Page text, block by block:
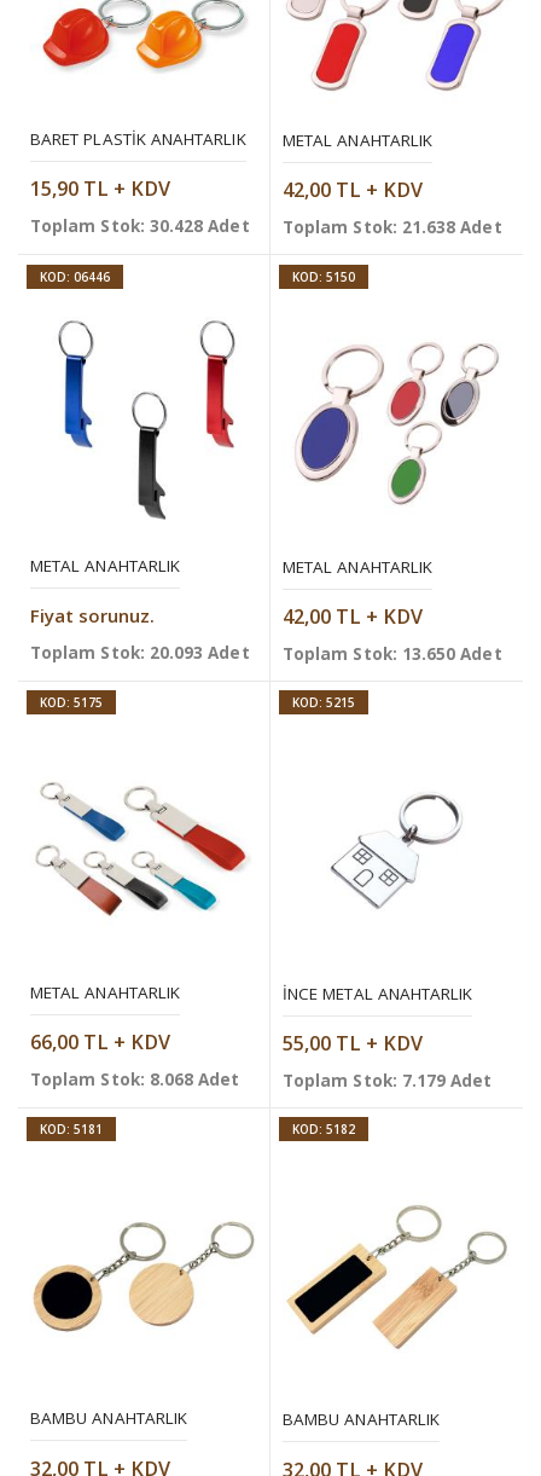
BARET PLASTIK ANAHTARLIK
15,90 TL + KDV
Toplam Stok: 30.428 Adet
METAL ANAHTARLIK
42,00 TL + KDV
Toplam Stok: 21.638 Adet
KOD: 06446
METAL ANAHTARLIK
Fiyat sorunuz.
Toplam Stok: 20.093 Adet
KOD: 5150
METAL ANAHTARLIK
42,00 TL + KDV
Toplam Stok: 13.650 Adet
KOD: 5175
METAL ANAHTARLIK
66,00 TL + KDV
Toplam Stok: 8.068 Adet
KOD: 5215
İNCE METAL ANAHTARLIK
55,00 TL + KDV
Toplam Stok: 7.179 Adet
KOD: 5181
BAMBU ANAHTARLIK
32,00 TL + KDV
KOD: 5182
BAMBU ANAHTARLIK
32,00 TL + KDV